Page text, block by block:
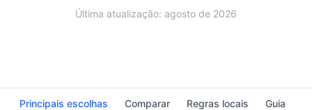
Última atualização: agosto de 2026
Principais escolhas Comparar Regras locais Guia